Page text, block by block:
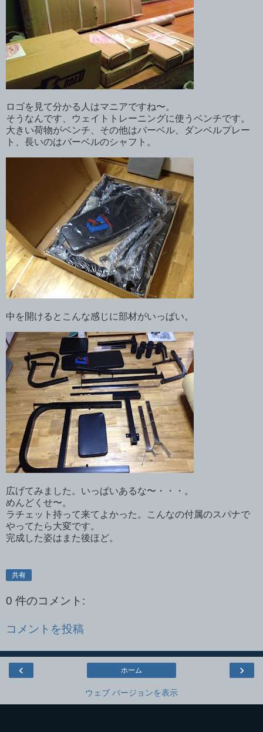
ロゴを見て分かる人はマニアですね〜。
そうなんです、ウェイトトレーニングに使うベンチです。
大きい荷物がベンチ、その他はバーベル、ダンベルプレー
ト、長いのはバーベルのシャフト。
中を開けるとこんな感じに部材がいっぱい。
広げてみました。いっぱいあるな〜・・・。
めんどくせ〜。
ラチェット持って来てよかった。こんなの付属のスパナで
やってたら大変です。
完成した姿はまた後ほど。
共有
0 件のコメント:
コメントを投稿
‹ ›
ホーム
ウェブ バージョンを表示